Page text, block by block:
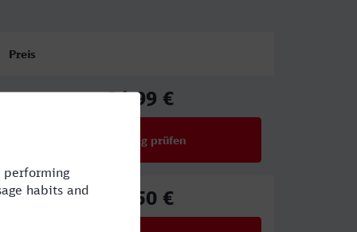
Preis
34,99 €
Verbindung prüfen
70,50 €